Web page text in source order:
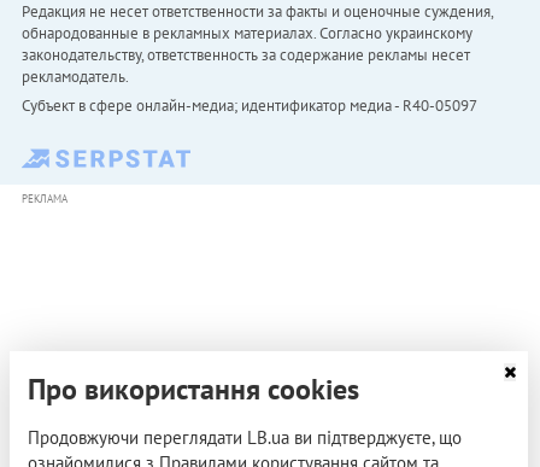
Редакция не несет ответственности за факты и оценочные суждения,
обнародованные в рекламных материалах. Согласно украинскому
законодательству, ответственность за содержание рекламы несет
рекламодатель.
Субъект в сфере онлайн-медиа; идентификатор медиа - R40-05097
РЕКЛАМА
Про використання cookies
Продовжуючи переглядати LB.ua ви підтверджуєте, що